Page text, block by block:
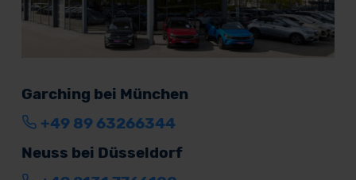
Garching bei München
+49 89 63266344
Neuss bei Düsseldorf